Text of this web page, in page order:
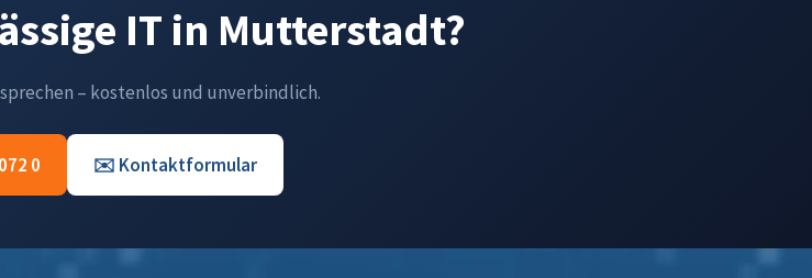
IT in Mutterstadt?
– kostenlos und unverbindlich.
0 ✉️ Kontaktformular